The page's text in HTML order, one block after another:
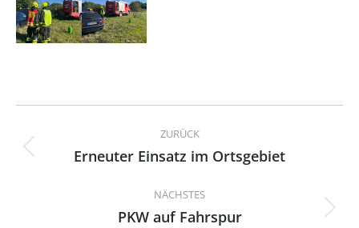
Kommentarnavigation
ZURÜCK
Vorheriger
Erneuter Einsatz im Ortsgebiet
NÄCHSTES
Nächster
PKW auf Fahrspur